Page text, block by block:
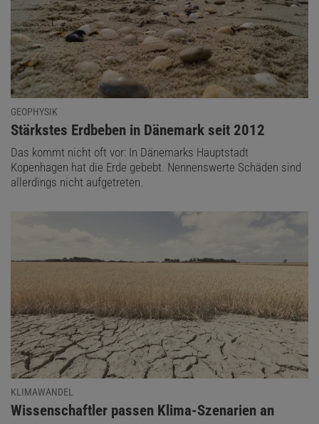
GEOPHYSIK
:
Stärkstes Erdbeben in Dänemark seit 2012
Das kommt nicht oft vor: In Dänemarks Hauptstadt
Kopenhagen hat die Erde gebebt. Nennenswerte Schäden sind
allerdings nicht aufgetreten.
KLIMAWANDEL
:
Wissenschaftler passen Klima-Szenarien an